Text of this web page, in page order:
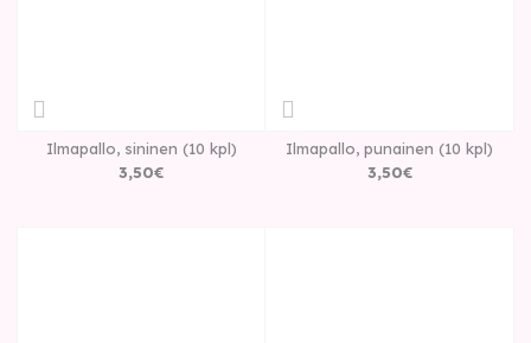
Ilmapallo, sininen (10 kpl)
3,50€
Ilmapallo, punainen (10 kpl)
3,50€